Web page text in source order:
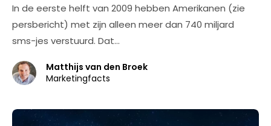
In de eerste helft van 2009 hebben Amerikanen (zie
persbericht) met zijn alleen meer dan 740 miljard
sms-jes verstuurd. Dat…
Matthijs van den Broek
Marketingfacts